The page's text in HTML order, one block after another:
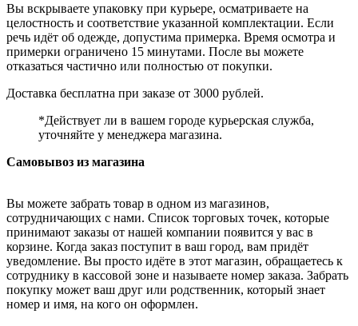
Вы вскрываете упаковку при курьере, осматриваете на
целостность и соответствие указанной комплектации. Если
речь идёт об одежде, допустима примерка. Время осмотра и
примерки ограничено 15 минутами. После вы можете
отказаться частично или полностью от покупки.
Доставка бесплатна при заказе от 3000 рублей.
*Действует ли в вашем городе курьерская служба,
уточняйте у менеджера магазина.
Самовывоз из магазина
Вы можете забрать товар в одном из магазинов,
сотрудничающих с нами. Список торговых точек, которые
принимают заказы от нашей компании появится у вас в
корзине. Когда заказ поступит в ваш город, вам придёт
уведомление. Вы просто идёте в этот магазин, обращаетесь к
сотруднику в кассовой зоне и называете номер заказа. Забрать
покупку может ваш друг или родственник, который знает
номер и имя, на кого он оформлен.